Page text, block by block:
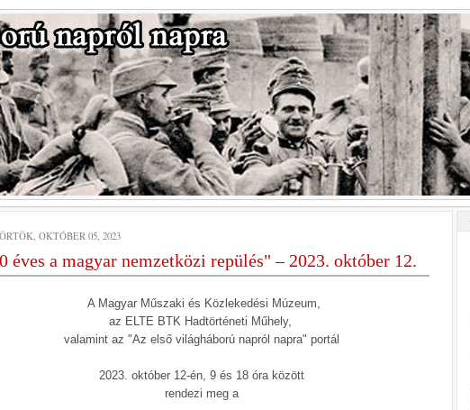
OKTÓBER 05, 2023
éves a magyar nemzetközi repülés" – 2023. október 12.
A Magyar Műszaki és Közlekedési Múzeum,
az ELTE BTK Hadtörténeti Műhely,
valamint az "Az első világháború napról napra" portál
2023. október 12-én, 9 és 18 óra között
rendezi meg a